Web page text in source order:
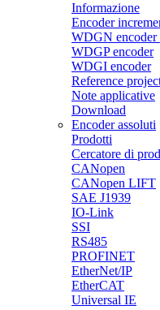
Informazione
Encoder
WDGN encoder
WDGP encoder
WDGI encoder
Reference
Note applicative
Download
Encoder assoluti
Prodotti
Cercatore di
CANopen
CANopen LIFT
SAE J1939
IO-Link
SSI
RS485
PROFINET
EtherNet/IP
EtherCAT
Universal IE